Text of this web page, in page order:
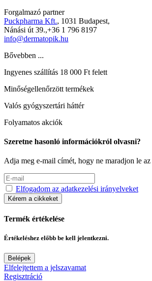
Forgalmazó partner
Puckpharma Kft., 1031 Budapest,
Nánási út 39.,+36 1 796 8197
info@dermatopik.hu
Bővebben ...
Ingyenes szállítás 18 000 Ft felett
Minőségellenőrzött termékek
Valós gyógyszertári háttér
Folyamatos akciók
Szeretne hasonló információkról olvasni?
Adja meg e-mail címét, hogy ne maradjon le
Elfogadom az adatkezelési irányelveket
Kérem a cikkeket
Termék értékelése
Értékeléshez előbb be kell jelentkezni.
Belépek
Elfelejtettem a jelszavamat
Regisztráció